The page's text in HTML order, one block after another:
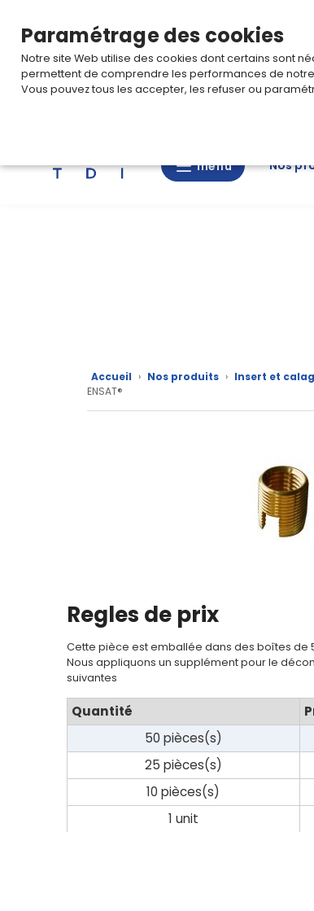
produits
Documentations
Mon
compte
Mon
Contact
menu
menu Nos
Accueil › Nos produits › Insert et
ENSAT®
Regles de prix
Cette pièce est emballée dans des boîtes de
Nous appliquons un supplément pour le
suivantes
Quantité
50 pièces(s)
25 pièces(s)
10 pièces(s)
1 unit
Paramétrage des cookies
Notre site Web utilise des cookies dont certains sont
permettent de comprendre les performances de notre
Vous pouvez tous les accepter, les refuser ou